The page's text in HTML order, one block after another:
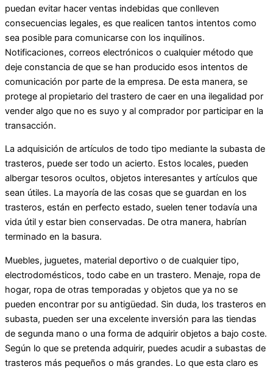
puedan evitar hacer ventas indebidas que conlleven
consecuencias legales, es que realicen tantos intentos como
sea posible para comunicarse con los inquilinos.
Notificaciones, correos electrónicos o cualquier método que
deje constancia de que se han producido esos intentos de
comunicación por parte de la empresa. De esta manera, se
protege al propietario del trastero de caer en una ilegalidad por
vender algo que no es suyo y al comprador por participar en la
transacción.
La adquisición de artículos de todo tipo mediante la subasta de
trasteros, puede ser todo un acierto. Estos locales, pueden
albergar tesoros ocultos, objetos interesantes y artículos que
sean útiles. La mayoría de las cosas que se guardan en los
trasteros, están en perfecto estado, suelen tener todavía una
vida útil y estar bien conservadas. De otra manera, habrían
terminado en la basura.
Muebles, juguetes, material deportivo o de cualquier tipo,
electrodomésticos, todo cabe en un trastero. Menaje, ropa de
hogar, ropa de otras temporadas y objetos que ya no se
pueden encontrar por su antigüedad. Sin duda, los trasteros en
subasta, pueden ser una excelente inversión para las tiendas
de segunda mano o una forma de adquirir objetos a bajo coste.
Según lo que se pretenda adquirir, puedes acudir a subastas de
trasteros más pequeños o más grandes. Lo que esta claro es